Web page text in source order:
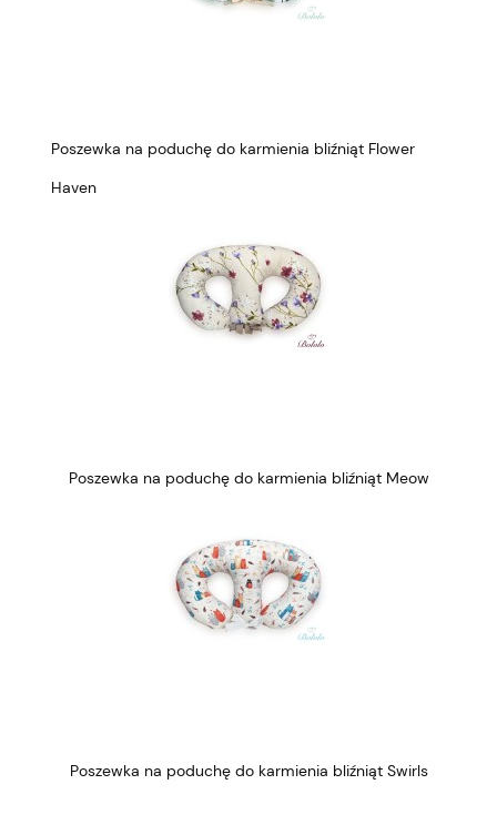
Poszewka na poduchę do karmienia bliźniąt Flower
Haven
Poszewka na poduchę do karmienia bliźniąt Meow
Poszewka na poduchę do karmienia bliźniąt Swirls